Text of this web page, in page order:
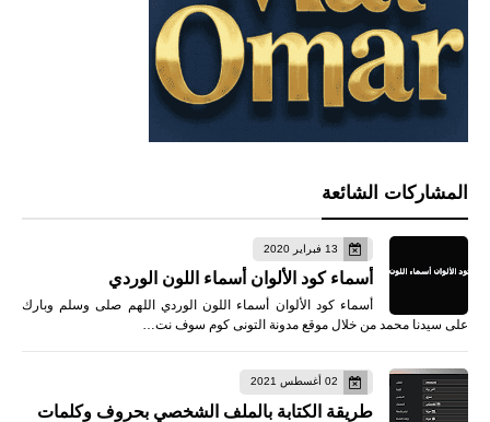
المشاركات الشائعة
13 فبراير 2020
أسماء كود الألوان أسماء اللون الوردي
أسماء كود الألوان أسماء اللون الوردي اللهم صلى وسلم وبارك
على سيدنا محمد من خلال موقع مدونة التونى كوم سوف نت…
02 أغسطس 2021
طريقة الكتابة بالملف الشخصي بحروف وكلمات